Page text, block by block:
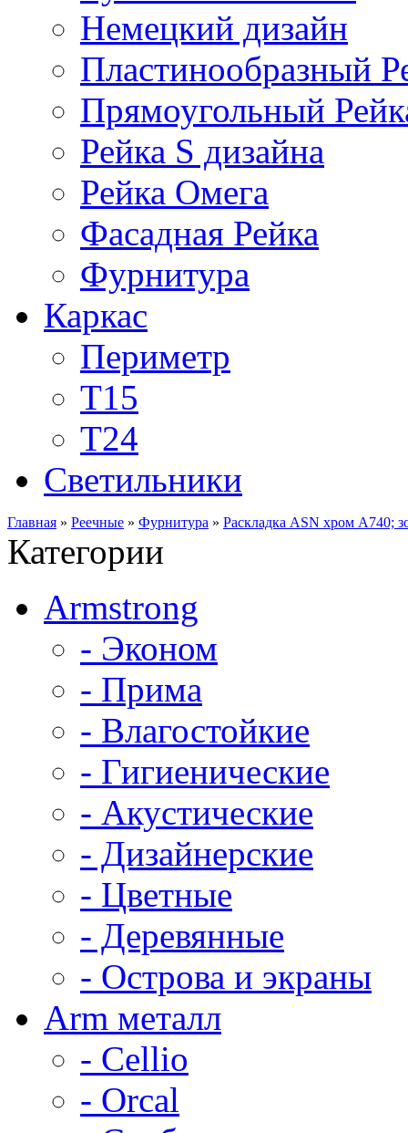
Немецкий дизайн
Пластинообразный
Прямоугольный
Рейка S дизайна
Рейка Омега
Фасадная Рейка
Фурнитура
Каркас
Периметр
Т15
Т24
Светильники
Главная » Реечные » Фурнитура » Раскладка ASN хром А740;
Категории
Armstrong
- Эконом
- Прима
- Влагостойкие
- Гигиенические
- Акустические
- Дизайнерские
- Цветные
- Деревянные
- Острова и экраны
Arm металл
- Cellio
- Orcal